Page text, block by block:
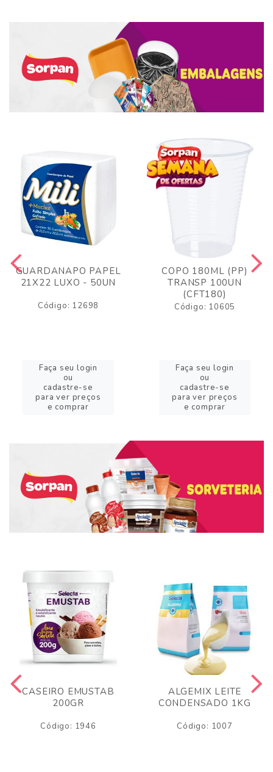
GUARDANAPO PAPEL
21X22 LUXO - 50UN
Código: 12698
Faça seu login
ou
cadastre-se
para ver preços
e comprar
COPO 180ML (PP)
TRANSP 100UN
(CFT180)
Código: 10605
Faça seu login
ou
cadastre-se
para ver preços
e comprar
CASEIRO EMUSTAB
200GR
Código: 1946
ALGEMIX LEITE
CONDENSADO 1KG
Código: 1007